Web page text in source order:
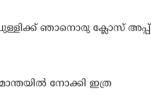
പുള്ളിക്ക് ഞാനൊരു ക്ലോസ് അപ്പ്
നോക്കി ഇത്ര